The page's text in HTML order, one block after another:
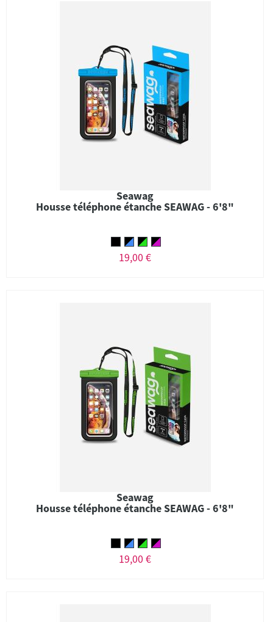
Seawag
Housse téléphone étanche SEAWAG - 6'8"
19,00 €
Seawag
Housse téléphone étanche SEAWAG - 6'8"
19,00 €